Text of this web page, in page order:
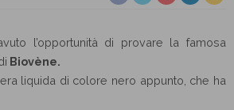
l’opportunità di provare la famosa
Biovène.
liquida di colore nero appunto, che ha